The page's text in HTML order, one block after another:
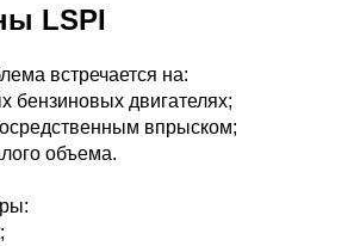
LSPI
встречается на:
бензиновых двигателях;
впрыском;
объема.